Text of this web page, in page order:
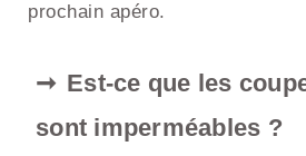
prochain apéro.
Est-ce que les
sont imperméables ?